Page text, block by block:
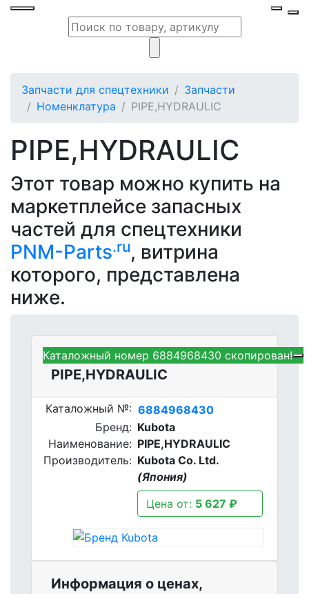
Запчасти для спецтехники
Запчасти
Номенклатура
PIPE,HYDRAULIC
PIPE,HYDRAULIC
Этот товар можно купить на
маркетплейсе запасных
частей для спецтехники
PNM-Parts.ru, витрина
которого, представлена
ниже.
Kubota 6884968430 -
PIPE,HYDRAULIC
Каталожный №: 6884968430
Бренд: Kubota
Наименование: PIPE,HYDRAULIC
Производитель: Kubota Co. Ltd.
(Япония)
Цена от: 5 627 ₽
Каталожный номер 6884968430 скопирован!
Информация о ценах,